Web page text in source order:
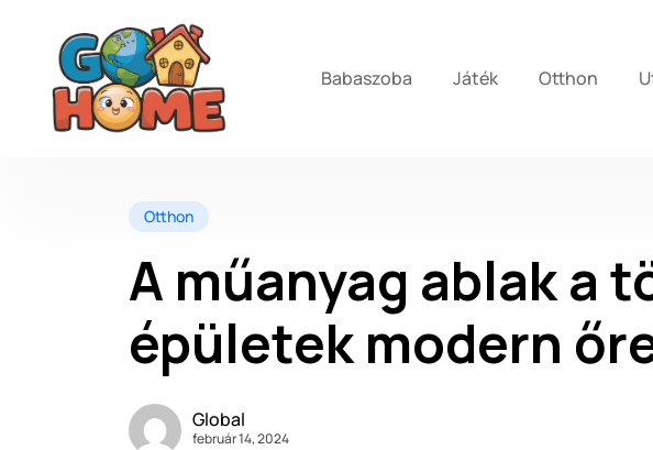
Babaszoba Játék Otthon
Otthon
A műanyag ablak a
épületek modern
Global
február 14, 2024